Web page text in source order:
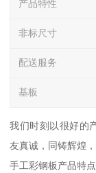
产品特性
非标尺寸
配送服务
基板
我们时刻以很好的
友真诚，同铸辉煌
手工彩钢板产品特点